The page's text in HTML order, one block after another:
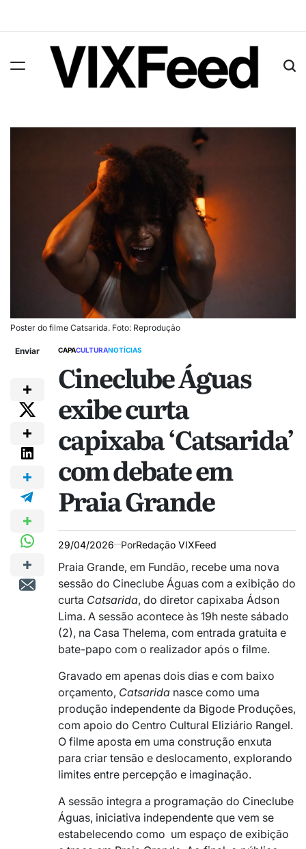
Poster do filme Catsarida. Foto: Reprodução
Enviar CAPACULTURANOTÍCIAS
Cineclube Águas
exibe curta
capixaba ‘Catsarida’
com debate em
Praia Grande
29/04/2026 PorRedação VIXFeed
Praia Grande, em Fundão, recebe uma nova
sessão do Cineclube Águas com a exibição do
curta Catsarida, do diretor capixaba Ádson
Lima. A sessão acontece às 19h neste sábado
(2), na Casa Thelema, com entrada gratuita e
bate-papo com o realizador após o filme.
Gravado em apenas dois dias e com baixo
orçamento, Catsarida nasce como uma
produção independente da Bigode Produções,
com apoio do Centro Cultural Eliziário Rangel.
O filme aposta em uma construção enxuta
para criar tensão e deslocamento, explorando
limites entre percepção e imaginação.
A sessão integra a programação do Cineclube
Águas, iniciativa independente que vem se
estabelecendo como um espaço de exibição